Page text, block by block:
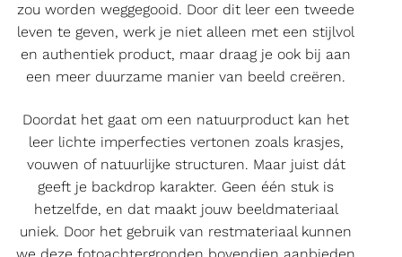
zou worden weggegooid. Door dit leer een tweede
leven te geven, werk je niet alleen met een stijlvol
en authentiek product, maar draag je ook bij aan
een meer duurzame manier van beeld creëren.
Doordat het gaat om een natuurproduct kan het
leer lichte imperfecties vertonen zoals krasjes,
vouwen of natuurlijke structuren. Maar juist dát
geeft je backdrop karakter. Geen één stuk is
hetzelfde, en dat maakt jouw beeldmateriaal
uniek. Door het gebruik van restmateriaal kunnen